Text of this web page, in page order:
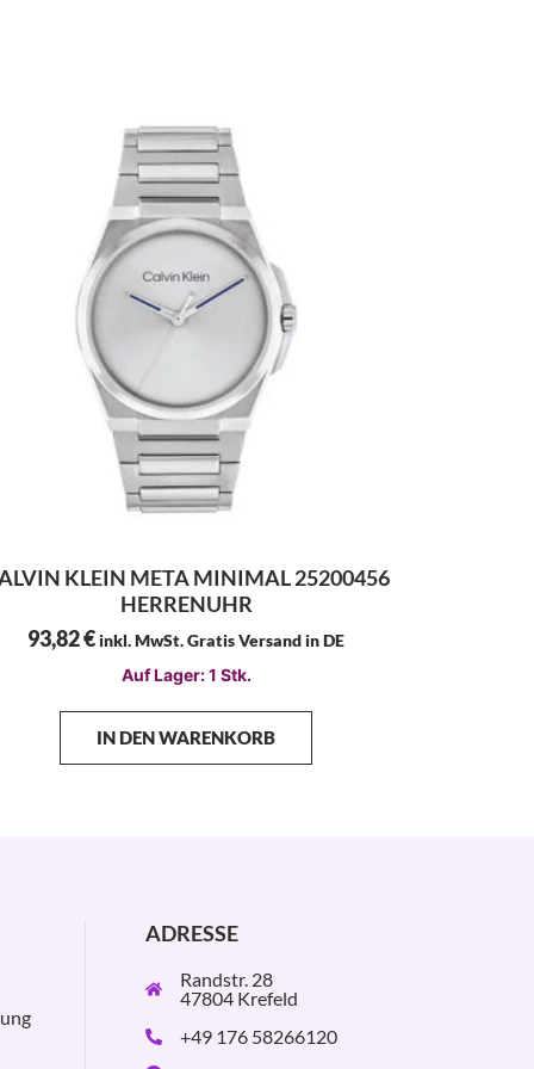
KLEIN META MINIMAL 25200456
HERRENUHR
93,82€inkl. MwSt. Gratis Versand in DE
Auf Lager: 1 Stk.
IN DEN WARENKORB
ADRESSE
Randstr. 28
47804 Krefeld
+49 176 58266120